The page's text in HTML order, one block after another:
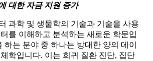
대한 자금 지원 증가
과학 및 생물학의 기술과 기술을 사용
를 이해하고 분석하는 새로운 학문입
하는 분야 중 하나는 방대한 양의 데이
학입니다. 이는 희귀 질환 진단, 집단